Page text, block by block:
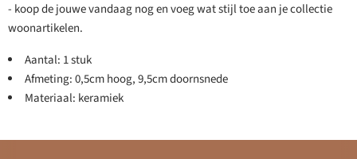
- koop de jouwe vandaag nog en voeg wat stijl toe aan je collectie
woonartikelen.
Aantal: 1 stuk
Afmeting: 0,5cm hoog, 9,5cm doornsnede
Materiaal: keramiek